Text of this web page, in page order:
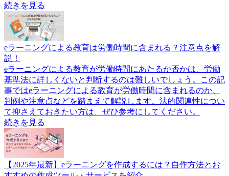
続きを見る
eラーニングによる教育は労働時間に含まれる？注意点を解
説！
eラーニングによる教育が労働時間にあたるか否かは、労働
基準法に詳しくないと判断するのは難しいでしょう。この記
事ではeラーニングによる教育が労働時間に含まれるのか、
判例や注意点などを踏まえて解説します。法的関連性につい
て抑さえておきたい方は、ぜひ参考にしてください。
続きを見る
【2025年最新】eラーニングを作成するには？自作方法とお